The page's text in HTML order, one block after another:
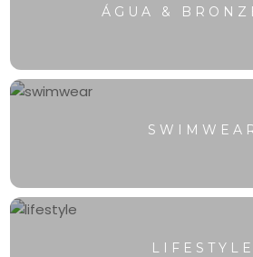
ÁGUA &
LIFESTYLE